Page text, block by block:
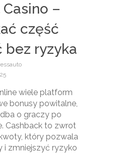
–
część
bez ryzyka
wiele platform
bonusy powitalne,
o graczy po
Cashback to zwrot
który pozwala
i zmniejszyć ryzyko